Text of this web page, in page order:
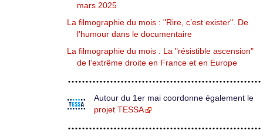
mars 2025
La filmographie du mois : "Rire, c’est exister". De
l’humour dans le documentaire
La filmographie du mois : La "résistible ascension"
de l’extrême droite en France et en Europe
Autour du 1er mai coordonne également le
projet TESSA